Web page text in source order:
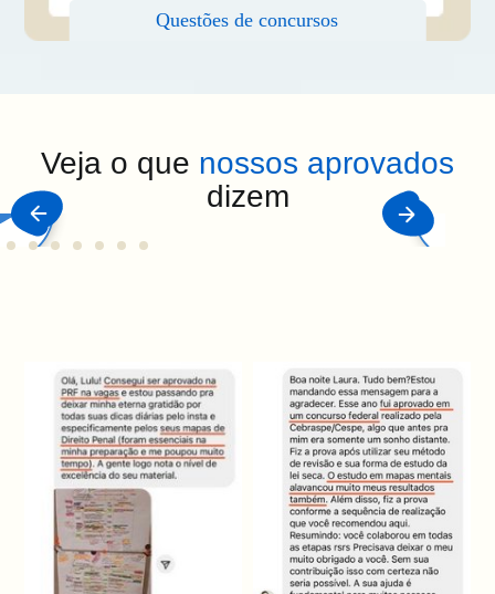
Veja o que nossos aprovados
dizem